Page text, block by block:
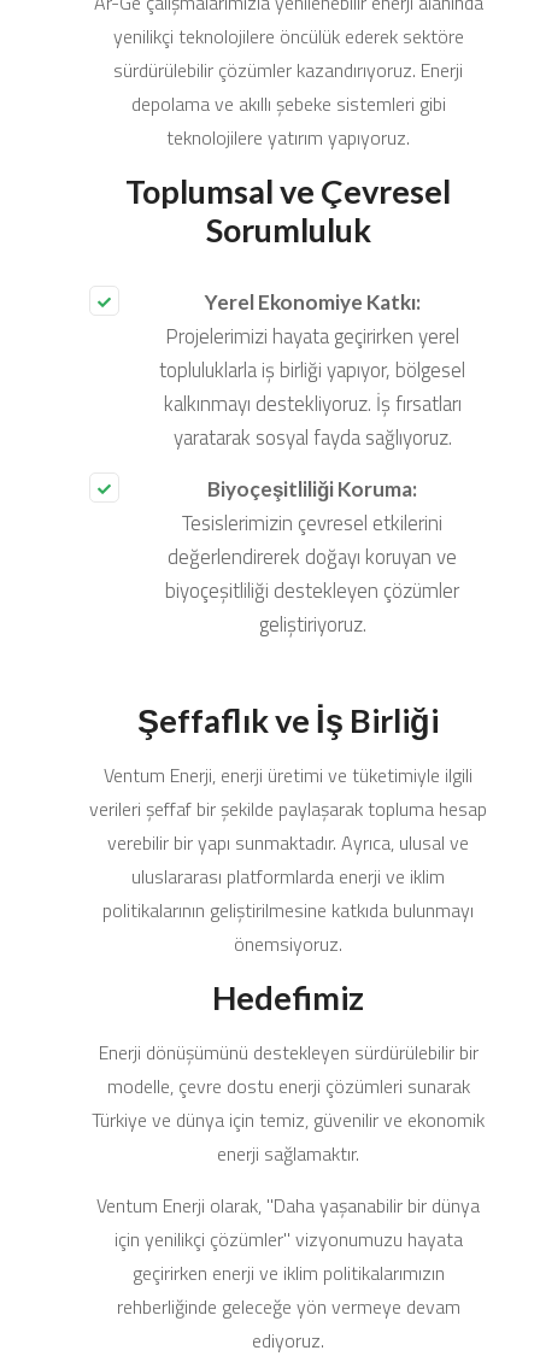
yenilikçi teknolojilere öncülük ederek sektöre
sürdürülebilir çözümler kazandırıyoruz. Enerji
depolama ve akıllı şebeke sistemleri gibi
teknolojilere yatırım yapıyoruz.
Toplumsal ve Çevresel
Sorumluluk
Yerel Ekonomiye Katkı:
Projelerimizi hayata geçirirken yerel
topluluklarla iş birliği yapıyor, bölgesel
kalkınmayı destekliyoruz. İş fırsatları
yaratarak sosyal fayda sağlıyoruz.
Biyoçeşitliliği Koruma:
Tesislerimizin çevresel etkilerini
değerlendirerek doğayı koruyan ve
biyoçeşitliliği destekleyen çözümler
geliştiriyoruz.
Şeffaflık ve İş Birliği
Ventum Enerji, enerji üretimi ve tüketimiyle ilgili
verileri şeffaf bir şekilde paylaşarak topluma hesap
verebilir bir yapı sunmaktadır. Ayrıca, ulusal ve
uluslararası platformlarda enerji ve iklim
politikalarının geliştirilmesine katkıda bulunmayı
önemsiyoruz.
Hedefimiz
Enerji dönüşümünü destekleyen sürdürülebilir bir
modelle, çevre dostu enerji çözümleri sunarak
Türkiye ve dünya için temiz, güvenilir ve ekonomik
enerji sağlamaktır.
Ventum Enerji olarak, "Daha yaşanabilir bir dünya
için yenilikçi çözümler" vizyonumuzu hayata
geçirirken enerji ve iklim politikalarımızın
rehberliğinde geleceğe yön vermeye devam
ediyoruz.